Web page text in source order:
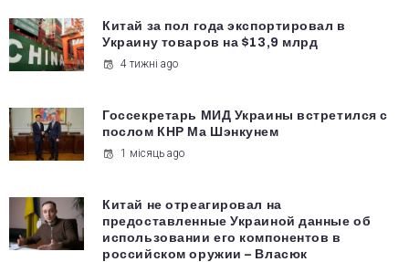
Китай за пол года экспортировал в
Украину товаров на $13,9 млрд
4 тижні ago
Госсекретарь МИД Украины встретился с
послом КНР Ма Шэнкунем
1 місяць ago
Китай не отреагировал на
предоставленные Украиной данные об
использовании его компонентов в
российском оружии – Власюк